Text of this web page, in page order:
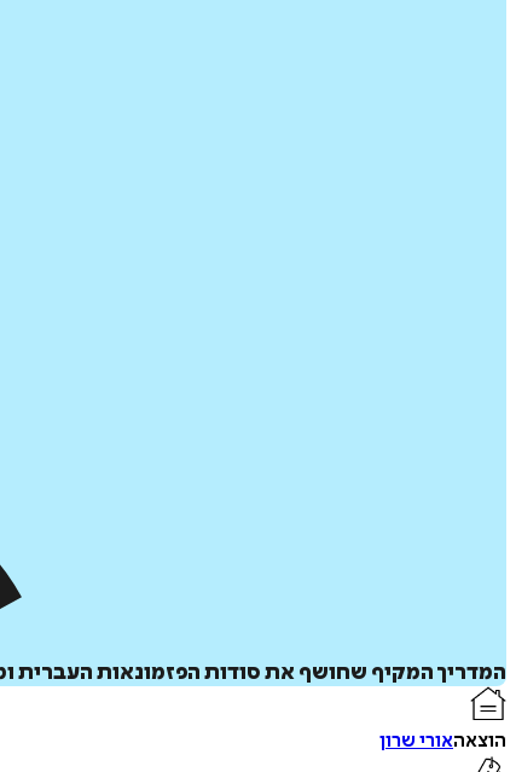
המדריך המקיף שחושף את סודות הפזמונאות העברית
הוצאהאורי שרון